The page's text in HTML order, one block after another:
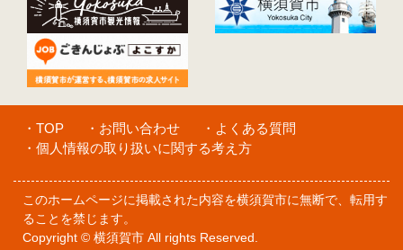
・TOP ・お問い合わせ
・よくある質問
・個人情報の取り扱いに関する考え方
このホームページに掲載された内容を横須賀市に無断で、転用す
ることを禁じます。
Copyright © 横須賀市 All rights Reserved.